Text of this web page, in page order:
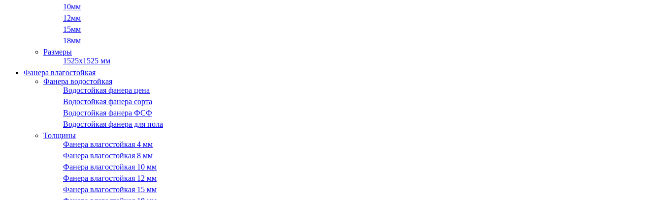
10мм
12мм
15мм
18мм
Размеры
1525х1525 мм
Фанера влагостойкая
Фанера водостойкая
Водостойкая фанера цена
Водостойкая фанера сорта
Водостойкая фанера ФСФ
Водостойкая фанера для пола
Толщины
Фанера влагостойкая 4 мм
Фанера влагостойкая 8 мм
Фанера влагостойкая 10 мм
Фанера влагостойкая 12 мм
Фанера влагостойкая 15 мм